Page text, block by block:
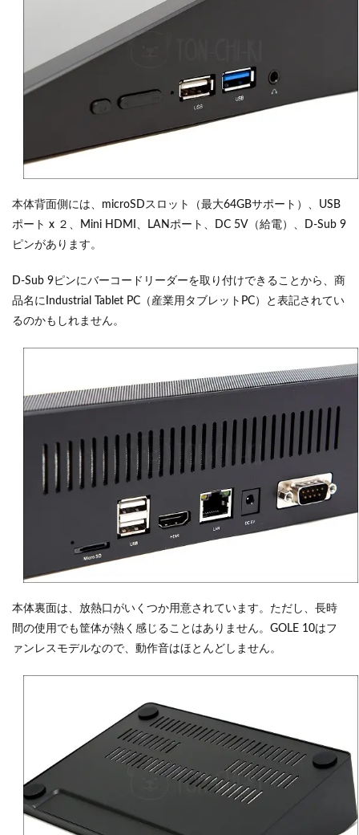
本体背面側には、microSDスロット（最大64GBサポート）、USB
ポート x ２、Mini HDMI、LANポート、DC 5V（給電）、D-Sub 9
ピンがあります。
D-Sub 9ピンにバーコードリーダーを取り付けできることから、商
品名にIndustrial Tablet PC（産業用タブレットPC）と表記されてい
るのかもしれません。
本体裏面は、放熱口がいくつか用意されています。ただし、長時
間の使用でも筐体が熱く感じることはありません。GOLE 10はフ
ァンレスモデルなので、動作音はほとんどしません。